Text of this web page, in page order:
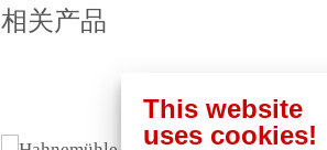
相关产品
This website
uses cookies!